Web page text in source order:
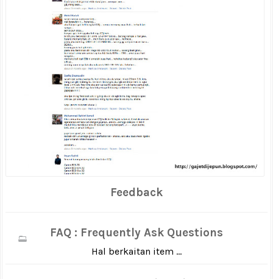
Feedback
FAQ : Frequently Ask Questions
Hal berkaitan item ...